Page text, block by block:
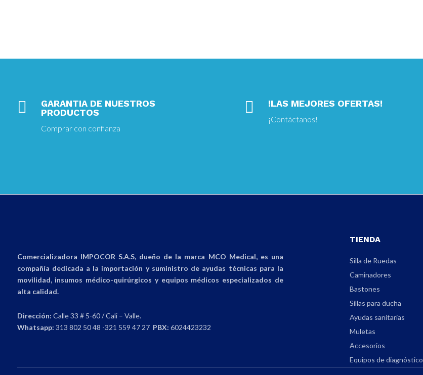

GARANTIA DE NUESTROS
PRODUCTOS
Comprar con confianza
 !LAS MEJORES OFERTAS!
¡Contáctanos!
Comercializadora IMPOCOR S.A.S, dueño de la marca MCO Medical, es una
compañía dedicada a la importación y suministro de ayudas técnicas para la
movilidad, insumos médico-quirúrgicos y equipos médicos especializados de
alta calidad.
Dirección: Calle 33 # 5-60 / Cali – Valle.
Whatsapp: 313 802 50 48 -321 559 47 27 PBX: 6024423232
TIENDA
Silla de Ruedas
Caminadores
Bastones
Sillas para ducha
Ayudas sanitarias
Muletas
Accesorios
Equipos de diagnóstico